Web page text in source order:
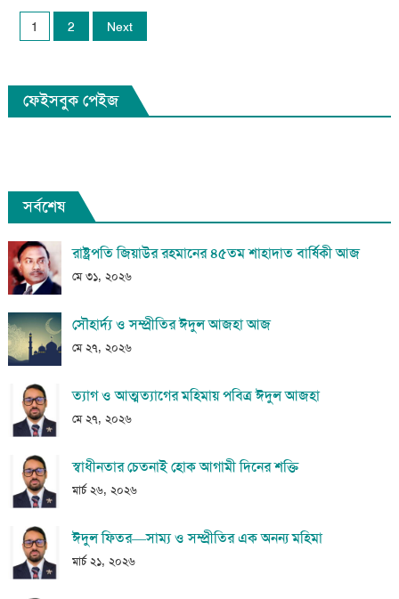
Posts
1 2 Next
ফেইসবুক পেইজ
সর্বশেষ
রাষ্ট্রপতি জিয়াউর রহমানের ৪৫তম শাহাদাত বার্ষিকী আজ
মে ৩১, ২০২৬
সৌহার্দ্য ও সম্প্রীতির ঈদুল আজহা আজ
মে ২৭, ২০২৬
ত্যাগ ও আত্মত্যাগের মহিমায় পবিত্র ঈদুল আজহা
মে ২৭, ২০২৬
স্বাধীনতার চেতনাই হোক আগামী দিনের শক্তি
মার্চ ২৬, ২০২৬
ঈদুল ফিতর—সাম্য ও সম্প্রীতির এক অনন্য মহিমা
মার্চ ২১, ২০২৬